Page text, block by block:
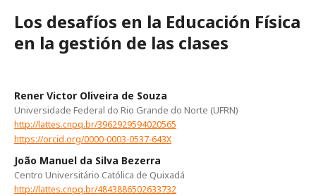
Los desafíos en la Educación Física
en la gestión de las clases
Rener Victor Oliveira de Souza
Universidade Federal do Rio Grande do Norte (UFRN)
http://lattes.cnpq.br/3962929594020565
https://orcid.org/0000-0003-0537-643X
João Manuel da Silva Bezerra
Centro Universitário Católica de Quixadá
http://lattes.cnpq.br/4843886502633732